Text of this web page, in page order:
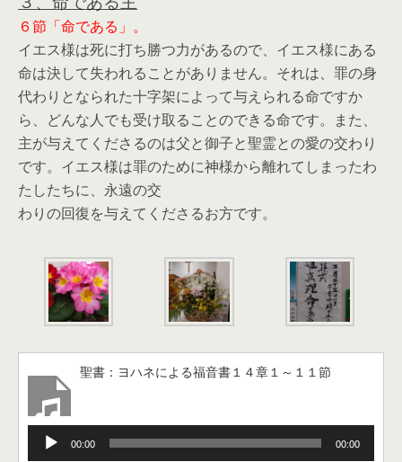
６節「命である」。
イエス様は死に打ち勝つ力があるので、イエス様にある
命は決して失われることがありません。それは、罪の身
代わりとなられた十字架によって与えられる命ですか
ら、どんな人でも受け取ることのできる命です。また、
主が与えてくださるのは父と御子と聖霊との愛の交わり
です。イエス様は罪のために神様から離れてしまったわ
たしたちに、永遠の交
わりの回復を与えてくださるお方です。
聖書：ヨハネによる福音書１４章１～１１節
00:00 00:00